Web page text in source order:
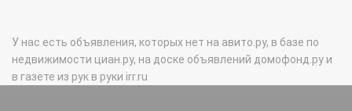
У нас есть объявления, которых нет на авито.ру, в базе по
недвижимости циан.ру, на доске объявлений домофонд.ру и
в газете из рук в руки irr.ru